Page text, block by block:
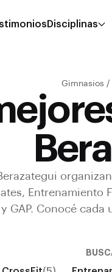
Disciplinas
Gimnasios /
Entrenamiento
GAP. Conocé cada